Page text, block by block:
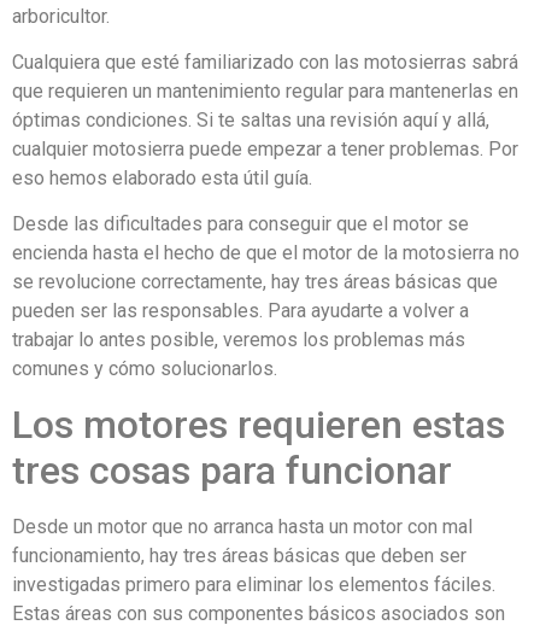
arboricultor.
Cualquiera que esté familiarizado con las motosierras sabrá
que requieren un mantenimiento regular para mantenerlas en
óptimas condiciones. Si te saltas una revisión aquí y allá,
cualquier motosierra puede empezar a tener problemas. Por
eso hemos elaborado esta útil guía.
Desde las dificultades para conseguir que el motor se
encienda hasta el hecho de que el motor de la motosierra no
se revolucione correctamente, hay tres áreas básicas que
pueden ser las responsables. Para ayudarte a volver a
trabajar lo antes posible, veremos los problemas más
comunes y cómo solucionarlos.
Los motores requieren estas
tres cosas para funcionar
Desde un motor que no arranca hasta un motor con mal
funcionamiento, hay tres áreas básicas que deben ser
investigadas primero para eliminar los elementos fáciles.
Estas áreas con sus componentes básicos asociados son